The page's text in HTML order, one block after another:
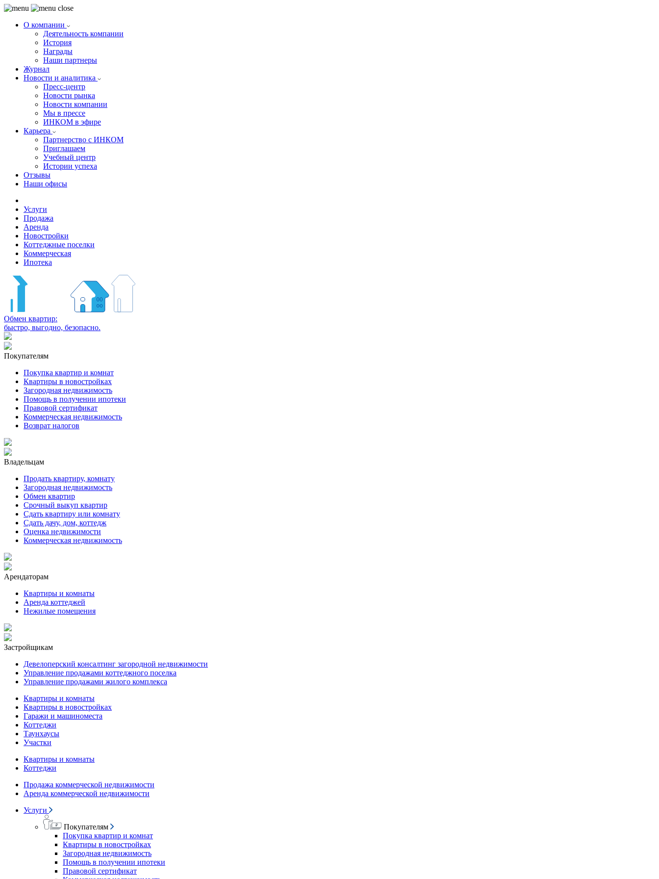
О компании
Деятельность компании
История
Награды
Наши партнеры
Журнал
Новости и аналитика
Пресс-центр
Новости рынка
Новости компании
Мы в прессе
ИНКОМ в эфире
Карьера
Партнерство с ИНКОМ
Приглашаем
Учебный центр
Истории успеха
Отзывы
Наши офисы
Услуги
Продажа
Аренда
Новостройки
Коттеджные поселки
Коммерческая
Ипотека
Обмен квартир:
быстро, выгодно, безопасно.
Покупателям
Покупка квартир и комнат
Квартиры в новостройках
Загородная недвижимость
Помощь в получении ипотеки
Правовой сертификат
Коммерческая недвижимость
Возврат налогов
Владельцам
Продать квартиру, комнату
Загородная недвижимость
Обмен квартир
Срочный выкуп квартир
Сдать квартиру или комнату
Сдать дачу, дом, коттедж
Оценка недвижимости
Коммерческая недвижимость
Арендаторам
Квартиры и комнаты
Аренда коттеджей
Нежилые помещения
Застройщикам
Девелоперский консалтинг загородной недвижимости
Управление продажами коттеджного поселка
Управление продажами жилого комплекса
Квартиры и комнаты
Квартиры в новостройках
Гаражи и машиноместа
Коттеджи
Таунхаусы
Участки
Квартиры и комнаты
Коттеджи
Продажа коммерческой недвижимости
Аренда коммерческой недвижимости
Услуги
Покупателям
Покупка квартир и комнат
Квартиры в новостройках
Загородная недвижимость
Помощь в получении ипотеки
Правовой сертификат